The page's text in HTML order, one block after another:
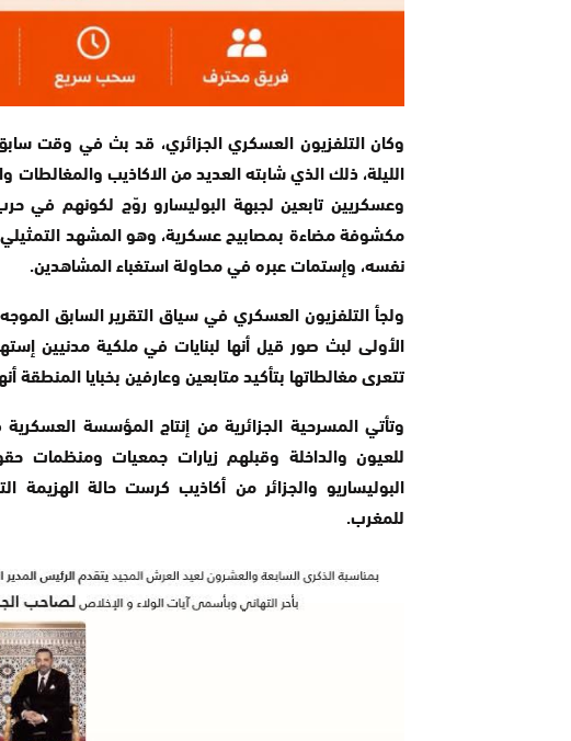
وكان التلفزيون العسكري الجزائري، قد بث في وقت
الليلة، ذلك الذي شابته العديد من الاكاذيب
وعسكريين تابعين لجبهة البوليسارو روّج لكونهم في
مكشوفة مضاءة بمصابيح عسكرية، وهو المشهد
نفسه، وإستمات عبره في محاولة استغباء المشاهدين.
ولجأ التلفزيون العسكري في سياق التقرير السابق
الأولى لبث صور قيل أنها لبنايات في ملكية مدنيين
تتعرى مغالطاتها بتأكيد متابعين وعارفين بخبايا المنطقة
وتأتي المسرحية الجزائرية من إنتاج المؤسسة
للعيون والداخلة وقبلهم زيارات جمعيات
البوليساريو والجزائر من أكاذيب كرست حالة الهزيمة
للمغرب.